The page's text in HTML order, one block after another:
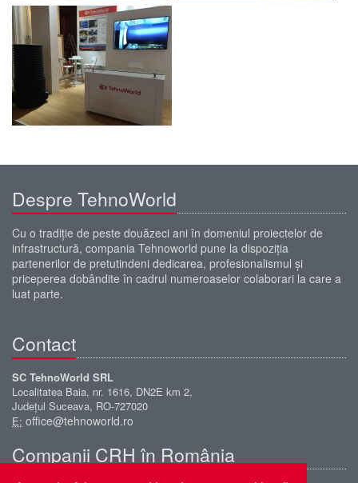
Despre TehnoWorld
Cu o tradiţie de peste douăzeci ani în domeniul proiectelor de
infrastructură, compania Tehnoworld pune la dispoziţia
partenerilor de pretutindeni dedicarea, profesionalismul şi
priceperea dobândite în cadrul numeroaselor colaborari la care a
luat parte.
Contact
SC TehnoWorld SRL
Localitatea Baia, nr. 1616, DN2E km 2,
Județul Suceava, RO-727020
E: office@tehnoworld.ro
Companii CRH în România